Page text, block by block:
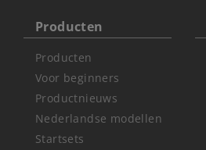
Producten
Producten
Voor beginners
Productnieuws
Nederlandse modellen
Startsets